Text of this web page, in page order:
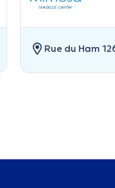
Rue du Ham